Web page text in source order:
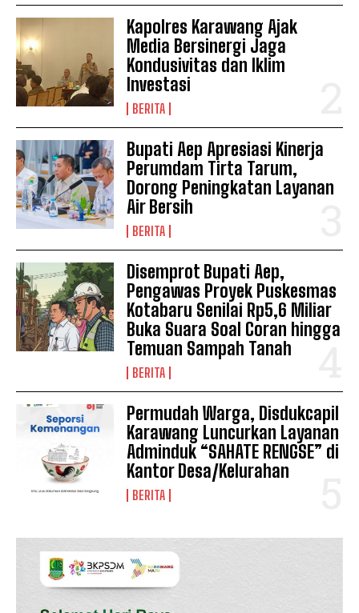
Kapolres Karawang Ajak
Media Bersinergi Jaga
Kondusivitas dan Iklim
Investasi
BERITA
Bupati Aep Apresiasi Kinerja
Perumdam Tirta Tarum,
Dorong Peningkatan Layanan
Air Bersih
BERITA
Disemprot Bupati Aep,
Pengawas Proyek Puskesmas
Kotabaru Senilai Rp5,6 Miliar
Buka Suara Soal Coran hingga
Temuan Sampah Tanah
BERITA
Permudah Warga, Disdukcapil
Karawang Luncurkan Layanan
Adminduk “SAHATE RENGSE” di
Kantor Desa/Kelurahan
BERITA